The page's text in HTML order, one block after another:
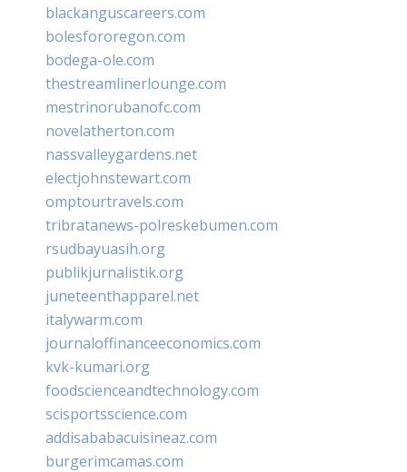
blackanguscareers.com
bolesfororegon.com
bodega-ole.com
thestreamlinerlounge.com
mestrinorubanofc.com
novelatherton.com
nassvalleygardens.net
electjohnstewart.com
omptourtravels.com
tribratanews-polreskebumen.com
rsudbayuasih.org
publikjurnalistik.org
juneteenthapparel.net
italywarm.com
journaloffinanceeconomics.com
kvk-kumari.org
foodscienceandtechnology.com
scisportsscience.com
addisababacuisineaz.com
burgerimcamas.com